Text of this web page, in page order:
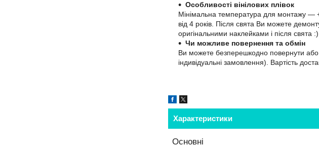
Особливості вінілових плівок
Мінімальна температура для монтажу ―
від 4 років. Після свята Ви можете
оригінальними наклейками і після свята :)
Чи можливе повернення та обмін
Ви можете безперешкодно повернути або
індивідуальні замовлення). Вартість
Характеристики
Основні